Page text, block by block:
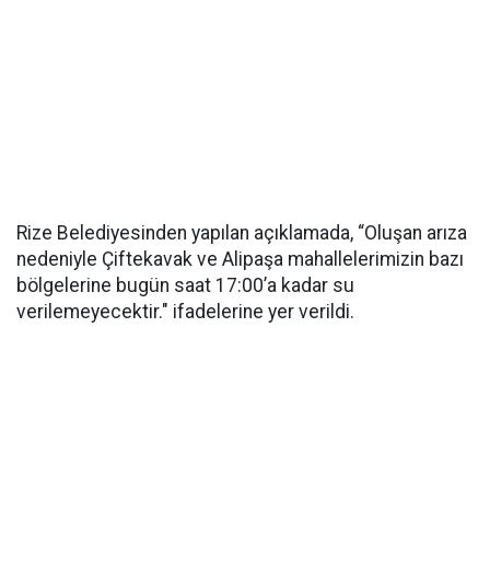
Rize Belediyesinden yapılan açıklamada, “Oluşan arıza
nedeniyle Çiftekavak ve Alipaşa mahallelerimizin bazı
bölgelerine bugün saat 17:00’a kadar su
verilemeyecektir." ifadelerine yer verildi.